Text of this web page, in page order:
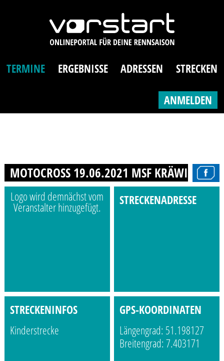
TERMINE ERGEBNISSE ADRESSEN STRECKEN
ANMELDEN
MOTOCROSS 19.06.2021 MSF
Logo wird demnächst vom
Veranstalter hinzugefügt. STRECKENADRESSE
STRECKENINFOS
Kinderstrecke
GPS-KOORDINATEN
Längengrad: 51.198127
Breitengrad: 7.403171